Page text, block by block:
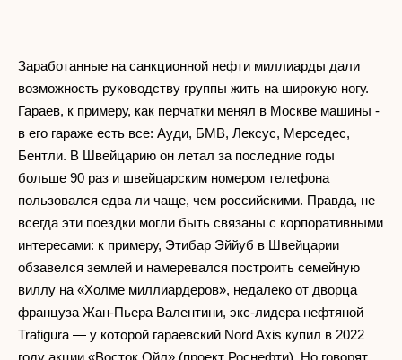
Заработанные на санкционной нефти миллиарды дали
возможность руководству группы жить на широкую ногу.
Гараев, к примеру, как перчатки менял в Москве машины -
в его гараже есть все: Ауди, БМВ, Лексус, Мерседес,
Бентли. В Швейцарию он летал за последние годы
больше 90 раз и швейцарским номером телефона
пользовался едва ли чаще, чем российскими. Правда, не
всегда эти поездки могли быть связаны с корпоративными
интересами: к примеру, Этибар Эййуб в Швейцарии
обзавелся землей и намеревался построить семейную
виллу на «Холме миллиардеров», недалеко от дворца
француза Жан-Пьера Валентини, экс-лидера нефтяной
Trafigura — у которой гараевский Nord Axis купил в 2022
году акции «Восток Ойл» (проект Роснефти). Но говорят,